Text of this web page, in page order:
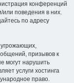
конференций
или поведения в них.
по адресу
призывов к
могут нарушить
услуги хостинга
право.